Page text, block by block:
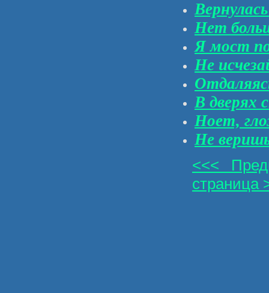
Нет
Я мост
Не
В дверях
Ноет,
Не
<<<
страница